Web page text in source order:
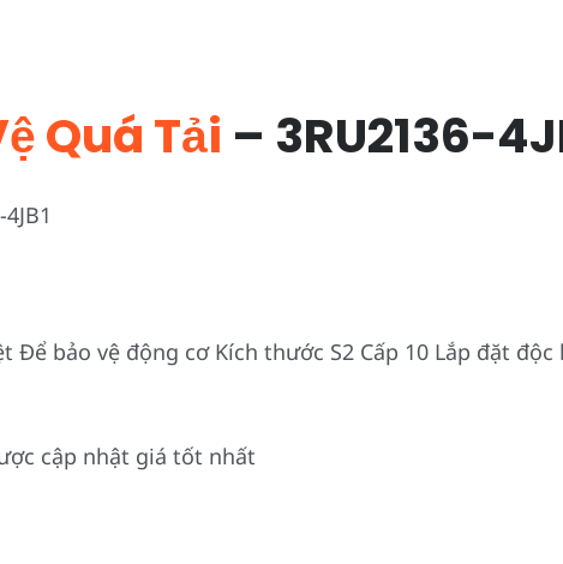
Quá Tải – 3RU2136-
Để bảo vệ động cơ Kích thước S2 Cấp 10 Lắp đặt
cập nhật giá tốt nhất